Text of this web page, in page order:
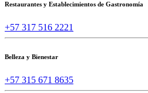
Restaurantes y Establecimientos de Gastronomía
+57 317 516 2221
Belleza y Bienestar
+57 315 671 8635